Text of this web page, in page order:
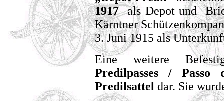
1917als Depot und
Kärntner
3. Juni 1915 als
Eine weitere
Predilpasses / Passo
Predilsattel dar. Sie